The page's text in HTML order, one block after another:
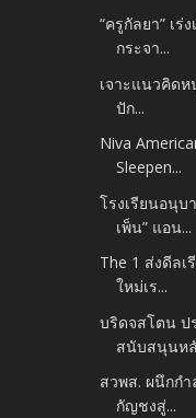
“ครูกัลยา” เร่
กระจา...
เจาะแนวคิด
ปัก...
Niva
Sleepen...
โรงเรียนอนุบ
เพ็น” แอน...
The 1 ส่งดีล
ใหม่เร...
บริดจสโตน ป
สนับสนุนหลั
สวพส. ผนึกก
กัญชงสู่...